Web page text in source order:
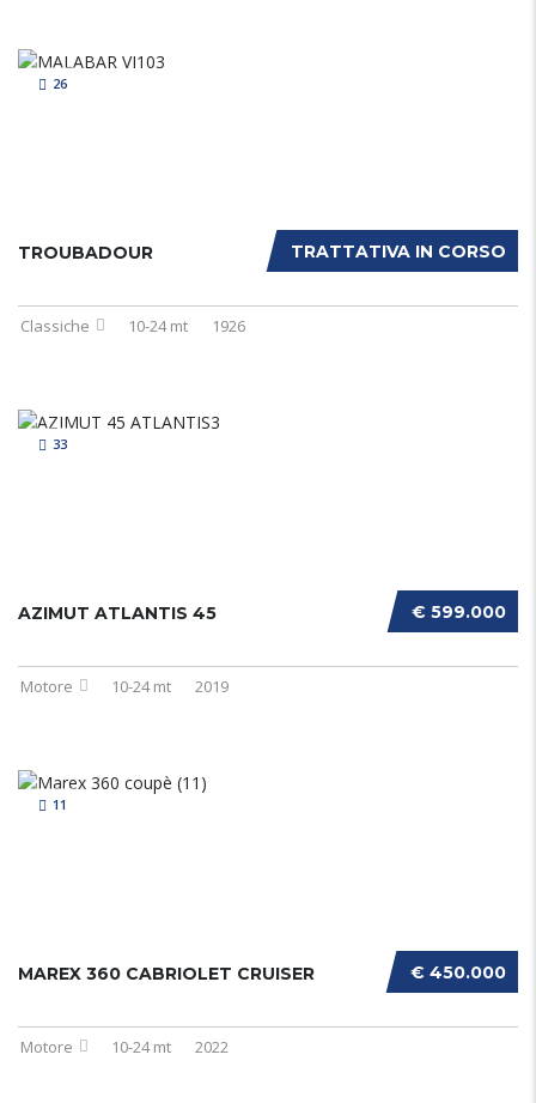
26
TRATTATIVA IN CORSO
TROUBADOUR
Classiche 10-24 mt 1926
33
€ 599.000
AZIMUT ATLANTIS 45
Motore 10-24 mt 2019
11
€ 450.000
MAREX 360 CABRIOLET CRUISER
Motore 10-24 mt 2022